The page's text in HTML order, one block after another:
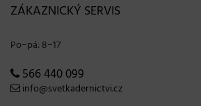
ZÁKAZNICKÝ SERVIS
Po−pá: 8−17
566 440 099
info@svetkadernictvi.cz